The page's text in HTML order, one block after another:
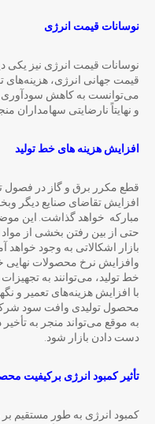
نوسانات قیمت انرژی
نوسانات قیمت انرژی نیز یکی
قیمت جهانی انرژی، هزینه‌های
می‌توانست به کاهش سودآوری
و نهایتاً نارضایتی سهامداران
افزایش هزینه های خط تولید
قطع مکرر برق و گاز در فصول
افزایش تقاضای صنایع دیگر
مبارکه خواهد گذاشت. این
حتی از بین رفتن بخشی از مواد
بازار اشکالاتی به وجود خواهد
وافزایش نرخ محصولات نهایی
خط تولید، می‌توانند به
با افزایش هزینه‌های تعمیر و
محصول تولیدی وافت سود شرکت
به موقع می‌تواند منجر به
دست دادن بازار شود.
تأثیر کمبود انرژی برکیفیت
کمبود انرژی به طور مستقیم بر